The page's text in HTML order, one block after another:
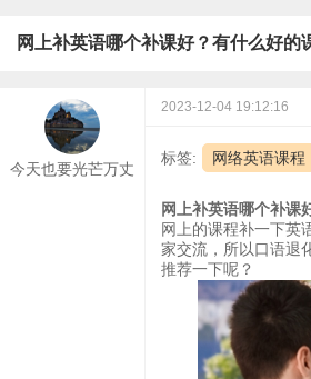
网上补英语哪个补课好？有什么好的
今天也要光芒万丈
2023-12-04 19:12:16
标签: 网络英语课程
网上补英语哪个补课
网上的课程补一下英
家交流，所以口语退
推荐一下呢？